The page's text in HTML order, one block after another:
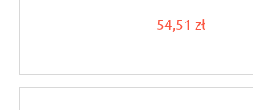
54,51 zł